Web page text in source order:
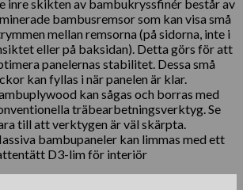
inre skikten av bambukryssfinér består av
bambusremsor som kan visa små
mellan remsorna (på sidorna, inte i
eller på baksidan). Detta görs för att
panelernas stabilitet. Dessa små
kan fyllas i när panelen är klar.
kan sågas och borras med
träbearbetningsverktyg. Se
till att verktygen är väl skärpta.
bambupaneler kan limmas med ett
D3-lim för interiör